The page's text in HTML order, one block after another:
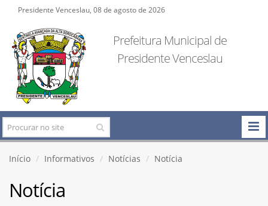
Presidente Venceslau, 08 de agosto de 2026
Prefeitura Municipal de
Presidente Venceslau
Início Informativos Notícias Notícia
Notícia